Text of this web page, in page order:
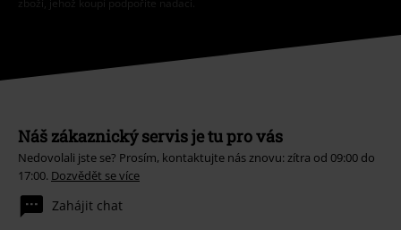
zboží, jehož koupí podpoříte nadaci.
Náš zákaznický servis je tu pro vás
Nedovolali jste se? Prosím, kontaktujte nás znovu: zítra od 09:00 do
17:00. Dozvědět se více
Zahájit chat